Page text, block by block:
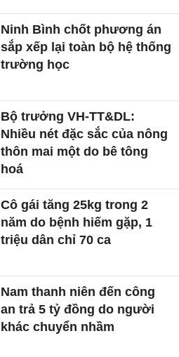
Ninh Bình chốt phương án
sắp xếp lại toàn bộ hệ thống
trường học
Bộ trưởng VH-TT&DL:
Nhiều nét đặc sắc của nông
thôn mai một do bê tông
hoá
Cô gái tăng 25kg trong 2
năm do bệnh hiếm gặp, 1
triệu dân chỉ 70 ca
Nam thanh niên đến công
an trả 5 tỷ đồng do người
khác chuyển nhầm